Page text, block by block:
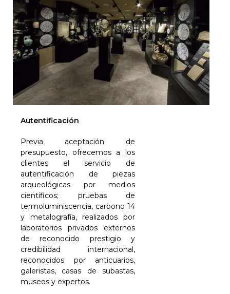
Autentificación
Previa aceptación de
presupuesto, ofrecemos a los
clientes el servicio de
autentificación de piezas
arqueológicas por medios
científicos; pruebas de
termoluminiscencia, carbono 14
y metalografía, realizados por
laboratorios privados externos
de reconocido prestigio y
credibilidad internacional,
reconocidos por anticuarios,
galeristas, casas de subastas,
museos y expertos.